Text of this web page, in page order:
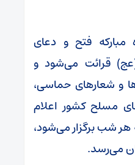
مبارکه فتح و دعای
قرائت می‌شود و
و شعارهای حماسی،
مسلح کشور اعلام
هر شب برگزار می‌شود،
می‌رسد.